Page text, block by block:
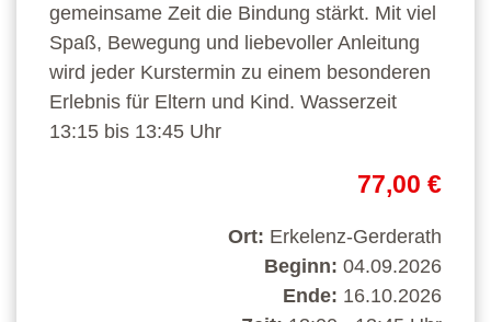
gemeinsame Zeit die Bindung stärkt. Mit viel
Spaß, Bewegung und liebevoller Anleitung
wird jeder Kurstermin zu einem besonderen
Erlebnis für Eltern und Kind. Wasserzeit
13:15 bis 13:45 Uhr
77,00 €
Ort: Erkelenz-Gerderath
Beginn: 04.09.2026
Ende: 16.10.2026